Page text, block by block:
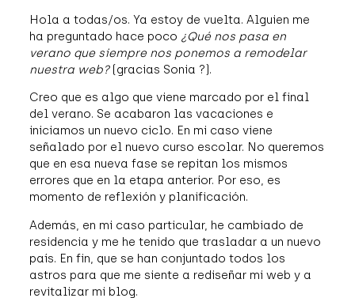
Hola a todas/os. Ya estoy de vuelta. Alguien me
ha preguntado hace poco ¿Qué nos pasa en
verano que siempre nos ponemos a remodelar
nuestra web?(gracias Sonia ?).
Creo que es algo que viene marcado por el final
del verano. Se acabaron las vacaciones e
iniciamos un nuevo ciclo. En mi caso viene
señalado por el nuevo curso escolar. No queremos
que en esa nueva fase se repitan los mismos
errores que en la etapa anterior. Por eso, es
momento de reflexión y planificación.
Además, en mi caso particular, he cambiado de
residencia y me he tenido que trasladar a un nuevo
país. En fin, que se han conjuntado todos los
astros para que me siente a rediseñar mi web y a
revitalizar mi blog.